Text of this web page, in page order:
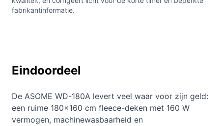
fabrikantinformatie.
Eindoordeel
De ASOME WD-180A levert veel waar voor zijn geld:
een ruime 180×160 cm fleece-deken met 160 W
vermogen, machinewasbaarheid en